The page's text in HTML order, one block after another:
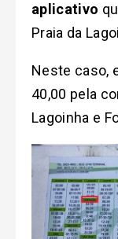
aplicativo
Praia da
Neste caso,
40,00 pela
Lagoinha e